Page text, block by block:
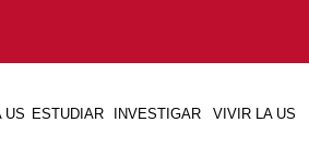
US ESTUDIAR INVESTIGAR VIVIR LA US